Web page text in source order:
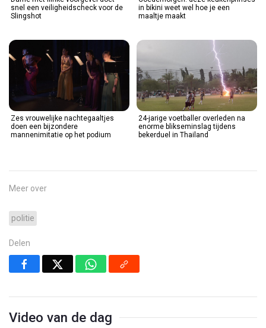
snel een veiligheidscheck voor de
Slingshot
in bikini weet wel hoe je een
maaltje maakt
Zes vrouwelijke nachtegaaltjes
doen een bijzondere
mannenimitatie op het podium
24-jarige voetballer overleden na
enorme blikseminslag tijdens
bekerduel in Thailand
Meer over
politie
Delen
Video van de dag